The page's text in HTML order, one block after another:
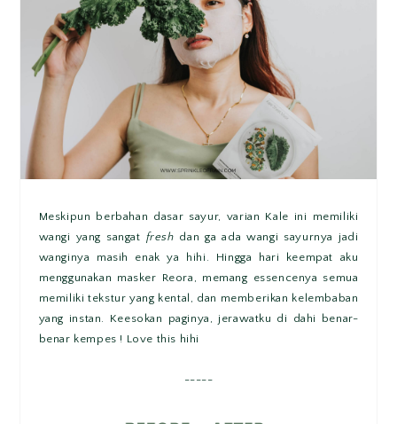
Meskipun berbahan dasar sayur, varian Kale ini memiliki
wangi yang sangat fresh dan ga ada wangi sayurnya jadi
wanginya masih enak ya hihi. Hingga hari keempat aku
menggunakan masker Reora, memang essencenya semua
memiliki tekstur yang kental, dan memberikan kelembaban
yang instan. Keesokan paginya, jerawatku di dahi benar-
benar kempes ! Love this hihi
-----